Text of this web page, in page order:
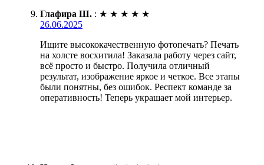
Глафира Ш. : ★ ★ ★ ★ ★
26.06.2025
Ищите высококачественную фотопечать? Печать
на холсте восхитила! Заказала работу через сайт,
всё просто и быстро. Получила отличный
результат, изображение яркое и четкое. Все этапы
были понятны, без ошибок. Респект команде за
оперативность! Теперь украшает мой интерьер.